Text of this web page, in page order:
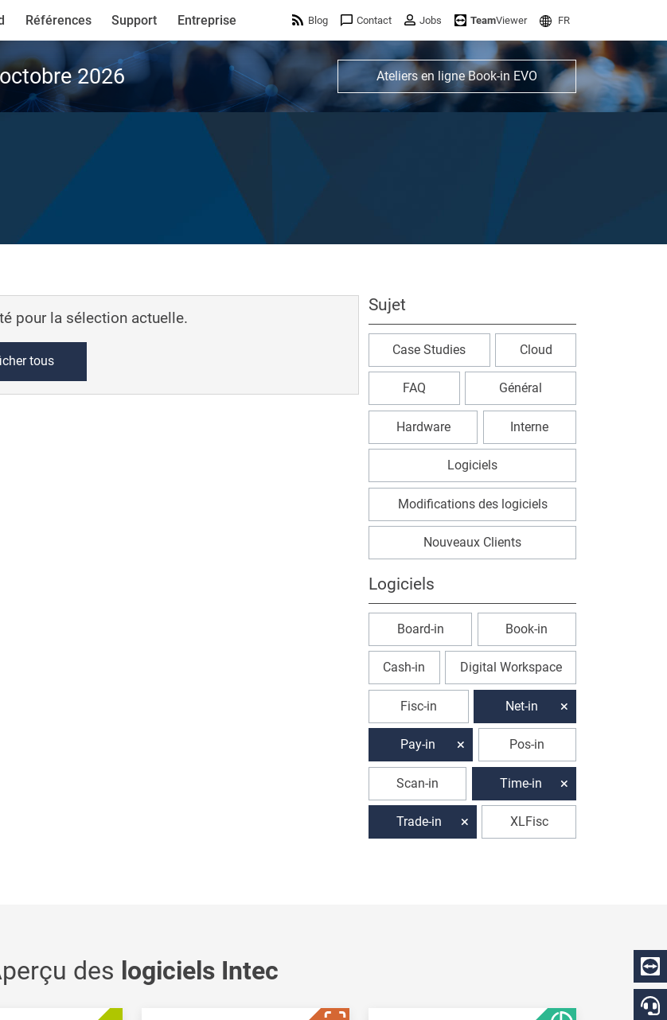
Références Support Entreprise Blog Contact Jobs TeamViewer FR
2026 Ateliers en ligne Book-in EVO
pour la sélection actuelle.
tous
Sujet
Case Studies Cloud
FAQ Général
Hardware Interne
Logiciels
Modifications des logiciels
Nouveaux Clients
Logiciels
Board-in Book-in
Cash-in Digital Workspace
Fisc-in Net-in
Pay-in Pos-in
Scan-in Time-in
Trade-in XLFisc
des logiciels Intec